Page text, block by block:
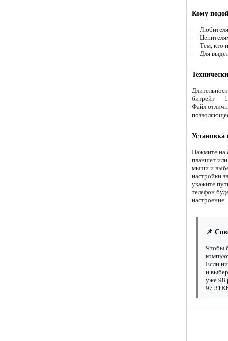
Кому
—
—
— Тем, кто
— Для
битрейт —
Файл
Установка
Нажмите на
планшет
мыши и
настройки
укажите
телефон
настроение.
📌
Чтобы
Если
и
уже 98